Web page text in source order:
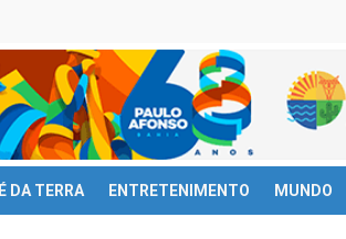
É DA TERRA ENTRETENIMENTO MUNDO